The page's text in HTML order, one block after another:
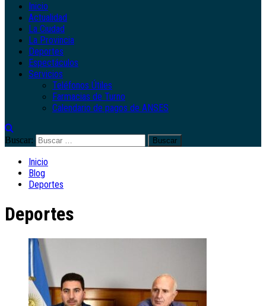
Inicio
Actualidad
La Ciudad
La Provincia
Deportes
Espectáculos
Servicios
Teléfonos Útiles
Farmacias de Turno
Calendario de pagos de ANSES
Buscar:
Inicio
Blog
Deportes
Deportes